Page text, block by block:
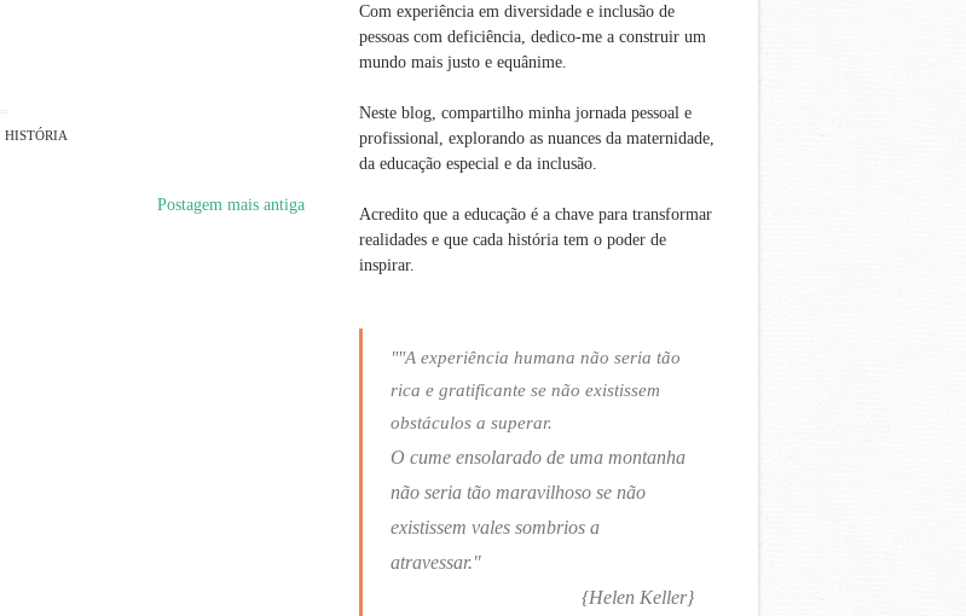
HISTÓRIA
Postagem mais antiga
Com experiência em diversidade e inclusão de
pessoas com deficiência, dedico-me a construir um
mundo mais justo e equânime.
Neste blog, compartilho minha jornada pessoal e
profissional, explorando as nuances da maternidade,
da educação especial e da inclusão.
Acredito que a educação é a chave para transformar
realidades e que cada história tem o poder de
inspirar.
""A experiência humana não seria tão
rica e gratificante se não existissem
obstáculos a superar.
O cume ensolarado de uma montanha
não seria tão maravilhoso se não
existissem vales sombrios a
atravessar."
{Helen Keller}